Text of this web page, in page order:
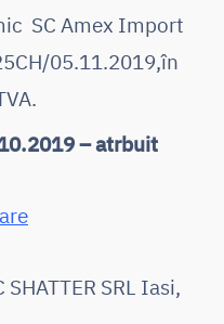
SC Amex Import
05.11.2019,în
– atrbuit
SRL Iasi,